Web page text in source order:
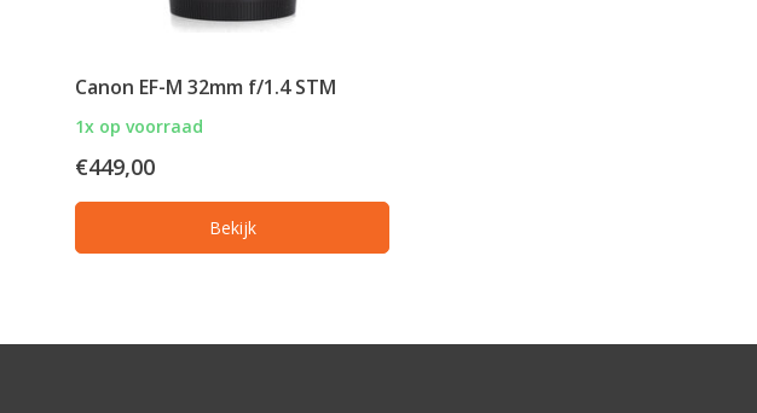
Canon EF-M 32mm f/1.4 STM
1x op voorraad
€449,00
Bekijk